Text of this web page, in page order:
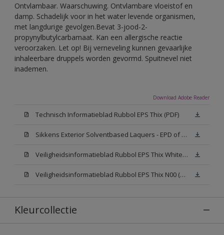
Ontvlambaar. Waarschuwing. Ontvlambare vloeistof en
damp. Schadelijk voor in het water levende organismen,
met langdurige gevolgen.Bevat 3-jood-2-
propynylbutylcarbamaat. Kan een allergische reactie
veroorzaken. Let op! Bij verneveling kunnen gevaarlijke
inhaleerbare druppels worden gevormd. Spuitnevel niet
inademen.
Download Adobe Reader
Technisch Informatieblad Rubbol EPS Thix (PDF)
Sikkens Exterior Solventbased Laquers - EPD of Milieuproductverklaring
Veiligheidsinformatieblad Rubbol EPS Thix White W05 (MSDS)
Veiligheidsinformatieblad Rubbol EPS Thix N00 (MSDS)
Kleurcollectie